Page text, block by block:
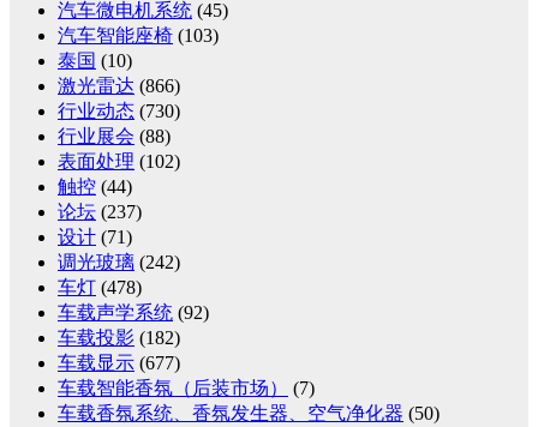
汽车微电机系统 (45)
汽车智能座椅 (103)
泰国 (10)
激光雷达 (866)
行业动态 (730)
行业展会 (88)
表面处理 (102)
触控 (44)
论坛 (237)
设计 (71)
调光玻璃 (242)
车灯 (478)
车载声学系统 (92)
车载投影 (182)
车载显示 (677)
车载智能香氛（后装市场）
(7)
车载香氛系统、香氛发生器、空气净化器 (50)